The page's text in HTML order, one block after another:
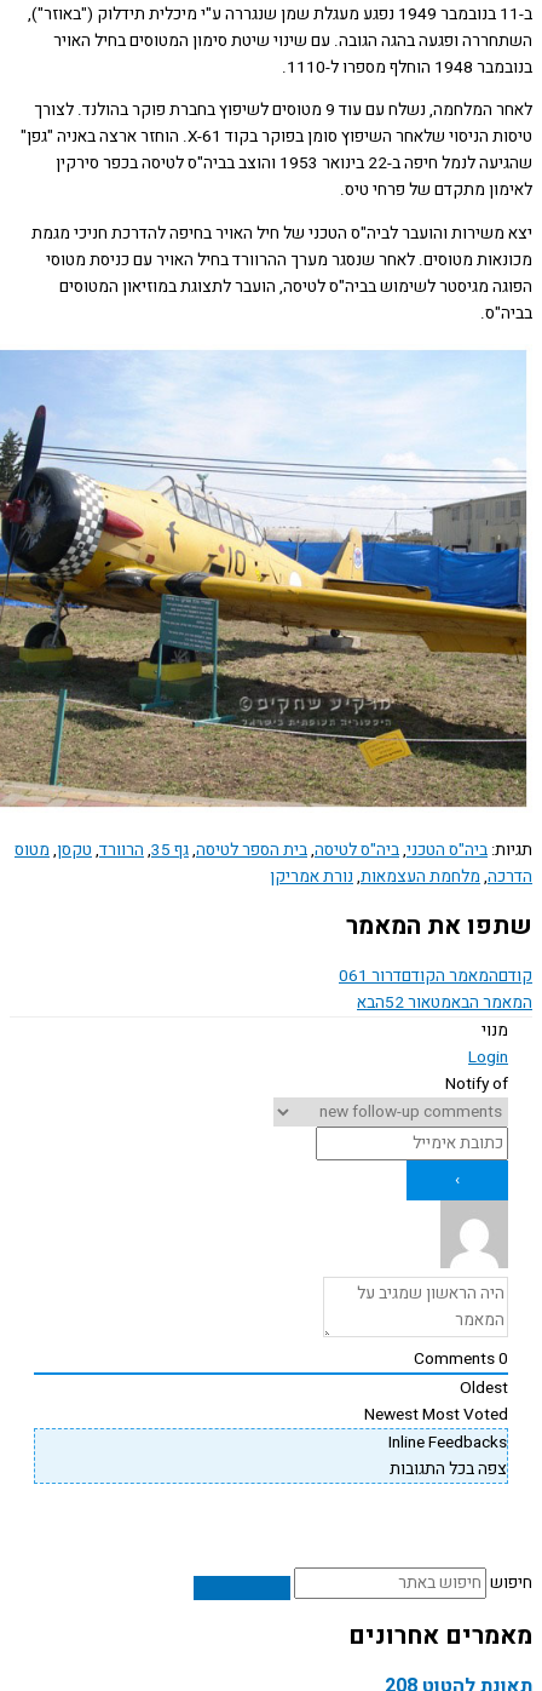
ב-11 בנובמבר 1949 נפגע מעגלת שמן שנגררה ע"י מיכלית תידלוק ("באוזר"),
בהגה הגובה. עם שינוי שיטת סימון המטוסים בחיל האויר
לאחר המלחמה, נשלח עם עוד 9 מטוסים לשיפוץ בחברת פוקר בהולנד. לצורך
טיסות הניסוי שלאחר השיפוץ סומן בפוקר בקוד X-61. הוחזר ארצה באניה "גפן"
שהגיעה לנמל חיפה ב-22 בינואר 1953 והוצב בביה"ס לטיסה בכפר סירקין
של פרחי טיס.
לביה"ס הטכני של חיל האויר בחיפה להדרכת חניכי מגמת
לאחר שנסגר מערך ההרוורד בחיל האויר עם כניסת מטוסי
לשימוש בביה"ס לטיסה, הועבר לתצוגת במוזיאון המטוסים
, ביה"ס לטיסה,בית הספר לטיסה,גף 35 ,הרוורד,טקסן,מטוס
העצמאות,נורת אמריקן
המאמר
דרור 061
מטאור 52
הבא
Newest
Inline